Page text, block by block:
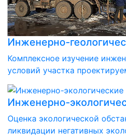
Инженерно-
Комплексное изучение
условий участка
Инженерно-
Оценка экологической
ликвидации негативных